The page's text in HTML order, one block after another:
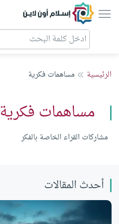
إسلام أون لاين
الرئيسية مساهمات فكرية
مساهمات فكرية
مشاركات القراء الخاصة بالفكر
أحدث المقالات